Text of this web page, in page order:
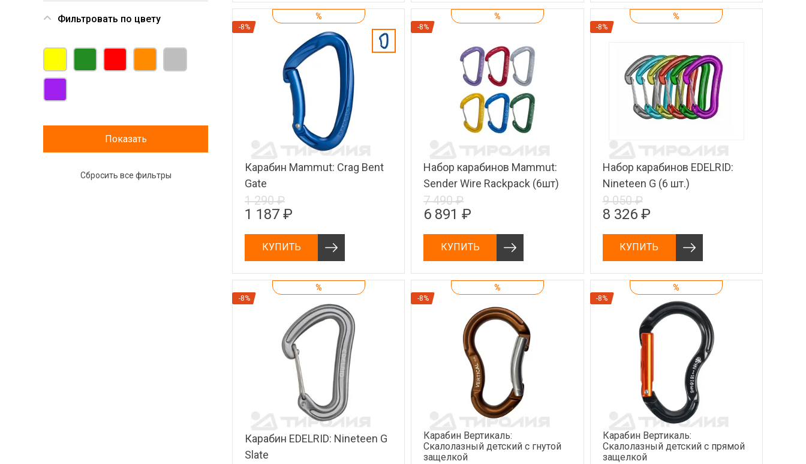
Фильтровать по цвету %
-8%
Карабин Mammut: Crag Bent
Gate
1 290 ₽
1 187 ₽
КУПИТЬ
%
-8%
Набор карабинов Mammut:
Sender Wire Rackpack (6шт)
7 490 ₽
6 891 ₽
КУПИТЬ
%
-8%
Набор карабинов EDELRID:
Nineteen G (6 шт.)
9 050 ₽
8 326 ₽
КУПИТЬ
%
-8%
Карабин EDELRID: Nineteen G
Slate
%
-8%
Карабин Вертикаль:
Скалолазный детский с гнутой
защелкой
%
-8%
Карабин Вертикаль:
Скалолазный детский с прямой
защелкой